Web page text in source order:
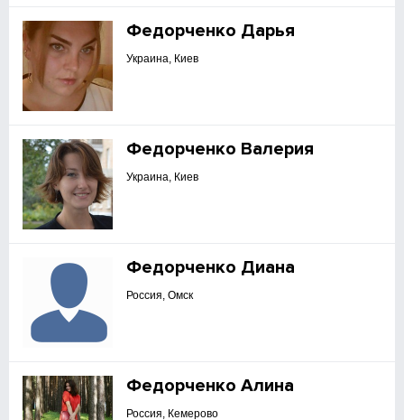
Федорченко Дарья
Украина, Киев
Федорченко Валерия
Украина, Киев
Федорченко Диана
Россия, Омск
Федорченко Алина
Россия, Кемерово